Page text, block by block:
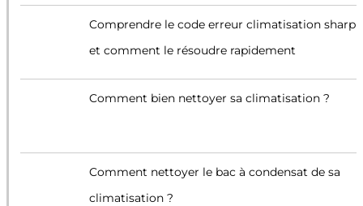
Comprendre le code erreur climatisation sharp
et comment le résoudre rapidement
Comment bien nettoyer sa climatisation ?
Comment nettoyer le bac à condensat de sa
climatisation ?